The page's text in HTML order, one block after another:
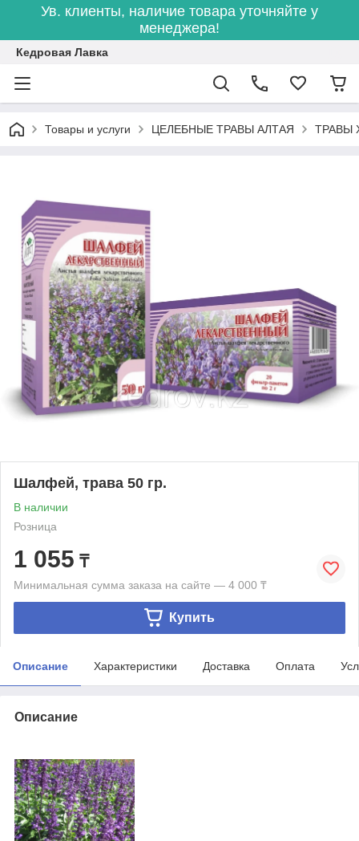
Ув. клиенты, наличие товара уточняйте у
менеджера!
Кедровая Лавка
Товары и услуги ЦЕЛЕБНЫЕ ТРАВЫ АЛТАЯ ТРАВЫ
Шалфей, трава 50 гр.
В наличии
Розница
1 055 ₸
Минимальная сумма заказа на сайте — 4 000 ₸
Купить
Описание Характеристики Доставка Оплата
Описание